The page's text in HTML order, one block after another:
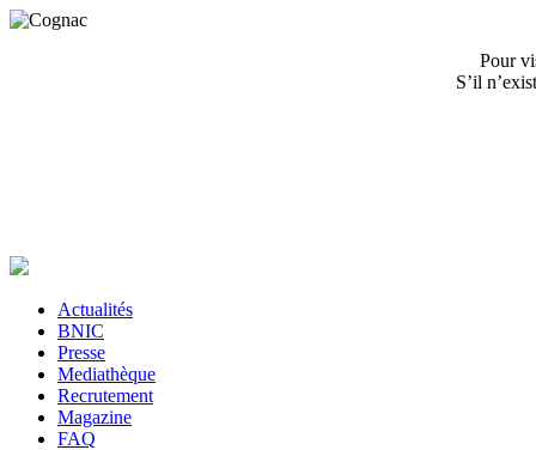
Pour
S’il
Actualités
BNIC
Presse
Mediathèque
Recrutement
Magazine
FAQ